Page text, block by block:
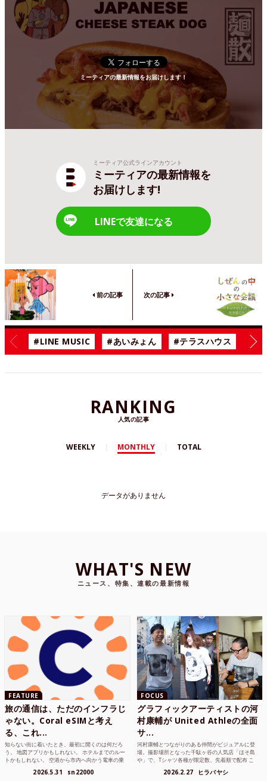
ミーティアの最新情報をお届けします！
ミーティア公式ラインアカウント
ミーティアの最新情報を
お届けします!
LINEで友達になる
前の記事 次の記事
#LINE MUSIC #あいみょん #テラスハウス #漫
RANKING
人気の記事
WEEKLY MONTHLY TOTAL
データがありません
WHAT'S NEW
ニュース、特集、連載の最新情報
FEATURE
旅の通信は、ただのインフラじ
ゃない。Coral eSIMと考え
る、これ...
知らない街に着いたとき、最初に開くのは何だろ
う。 地図アプリかもしれない。 ホテルまでのルー
トかもしれない。 空港から市内へ向かう電車の乗
2026.5.31 sn22000
FOCUS
グラフィックアーティストの河
村康輔が United Athleの全面
サ...
河村康輔とつながりのある仲間がビジュアルに登
場。撮影場所となった千駄ヶ谷の人気店「ほそ島
や」で、Tシャツ各種が限定数、先着順で配布 こ
2026.2.27 ヒラバヤシ